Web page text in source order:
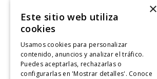
×
Este sitio web utiliza
cookies
Usamos cookies para personalizar
contenido, anuncios y analizar el tráfico.
Puedes aceptarlas, rechazarlas o
configurarlas en 'Mostrar detalles'. Conoce